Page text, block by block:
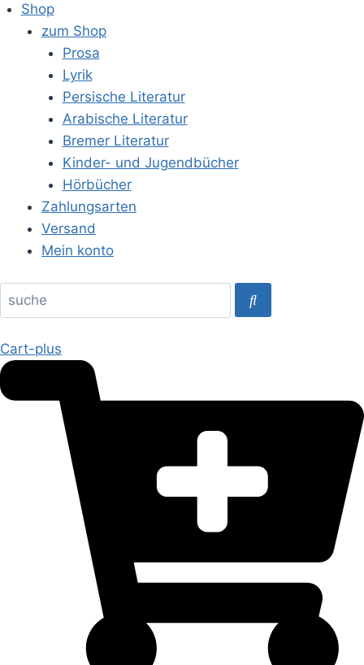
Shop
zum Shop
Prosa
Lyrik
Persische Literatur
Arabische Literatur
Bremer Literatur
Kinder- und Jugendbücher
Hörbücher
Zahlungsarten
Versand
Mein konto
Cart-plus